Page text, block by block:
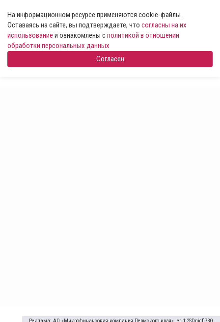
На информационном ресурсе применяются cookie-файлы .
Оставаясь на сайте, вы подтверждаете, что согласны на их
использование и ознакомлены сполитикой в отношении
обработки персональных данных
Согласен